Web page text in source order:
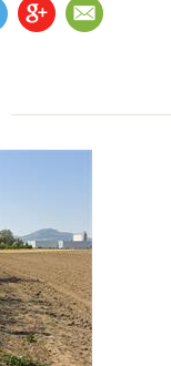
GP EM